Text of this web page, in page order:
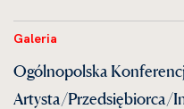
Galeria
Ogólnopolska
Artysta/Przedsiębiorca/